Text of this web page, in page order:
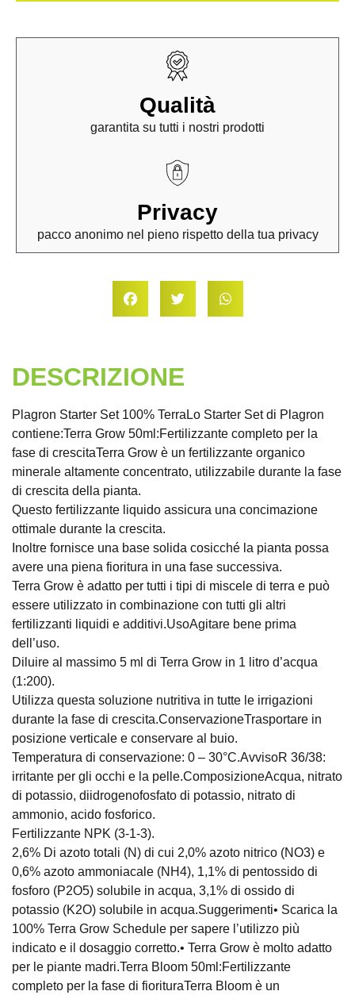
Qualità
garantita su tutti i nostri prodotti
Privacy
pacco anonimo nel pieno rispetto della tua privacy
DESCRIZIONE
Plagron Starter Set 100% TerraLo Starter Set di Plagron
contiene:Terra Grow 50ml:Fertilizzante completo per la
fase di crescitaTerra Grow è un fertilizzante organico
minerale altamente concentrato, utilizzabile durante la fase
di crescita della pianta.
Questo fertilizzante liquido assicura una concimazione
ottimale durante la crescita.
Inoltre fornisce una base solida cosicché la pianta possa
avere una piena fioritura in una fase successiva.
Terra Grow è adatto per tutti i tipi di miscele di terra e può
essere utilizzato in combinazione con tutti gli altri
fertilizzanti liquidi e additivi.UsoAgitare bene prima
dell’uso.
Diluire al massimo 5 ml di Terra Grow in 1 litro d’acqua
(1:200).
Utilizza questa soluzione nutritiva in tutte le irrigazioni
durante la fase di crescita.ConservazioneTrasportare in
posizione verticale e conservare al buio.
Temperatura di conservazione: 0 – 30°C.AvvisoR 36/38:
irritante per gli occhi e la pelle.ComposizioneAcqua, nitrato
di potassio, diidrogenofosfato di potassio, nitrato di
ammonio, acido fosforico.
Fertilizzante NPK (3-1-3).
2,6% Di azoto totali (N) di cui 2,0% azoto nitrico (NO3) e
0,6% azoto ammoniacale (NH4), 1,1% di pentossido di
fosforo (P2O5) solubile in acqua, 3,1% di ossido di
potassio (K2O) solubile in acqua.Suggerimenti• Scarica la
100% Terra Grow Schedule per sapere l’utilizzo più
indicato e il dosaggio corretto.• Terra Grow è molto adatto
per le piante madri.Terra Bloom 50ml:Fertilizzante
completo per la fase di fiorituraTerra Bloom è un